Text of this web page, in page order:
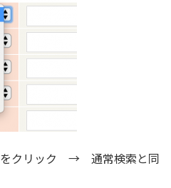
をクリック → 通常検索と同